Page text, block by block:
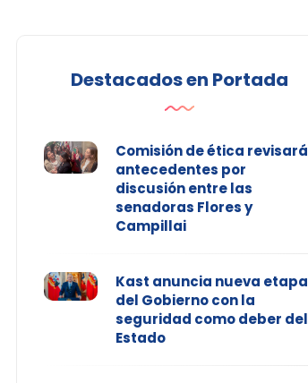
Destacados en Portada
Comisión de ética revisará
antecedentes por
discusión entre las
senadoras Flores y
Campillai
Kast anuncia nueva etapa
del Gobierno con la
seguridad como deber del
Estado